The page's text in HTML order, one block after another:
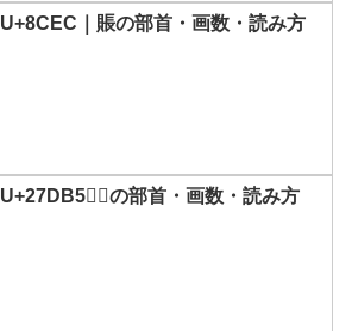
U+8CEC｜賬の部首・画数・読み方
U+27DB5｜𧶵の部首・画数・読み方